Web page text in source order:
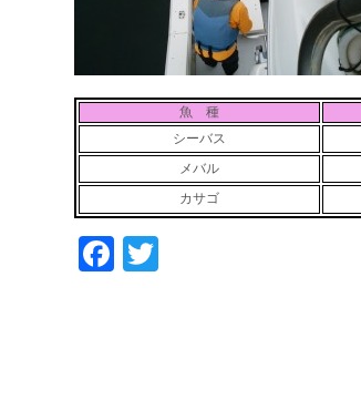
魚 種
シーバス
メバル
カサゴ
Facebook